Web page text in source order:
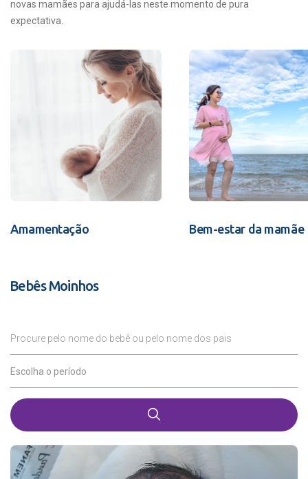
novas mamães para ajudá-las neste momento de pura
expectativa.
Amamentação Bem-estar da mamãe
Bebês Moinhos
Procure pelo nome do bebê ou pelo nome dos pais
Escolha o período